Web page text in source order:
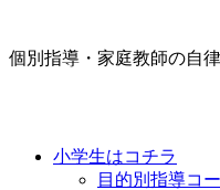
個別指導・家庭教師の自
小学生はコチラ
目的別指導コ